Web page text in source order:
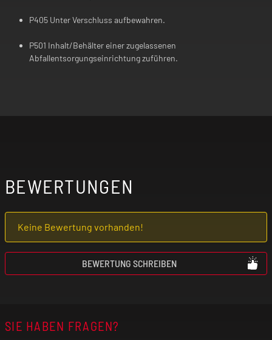
P405 Unter Verschluss aufbewahren.
P501 Inhalt/Behälter einer zugelassenen
Abfallentsorgungseinrichtung zuführen.
BEWERTUNGEN
Keine Bewertung vorhanden!
BEWERTUNG SCHREIBEN
SIE HABEN FRAGEN?